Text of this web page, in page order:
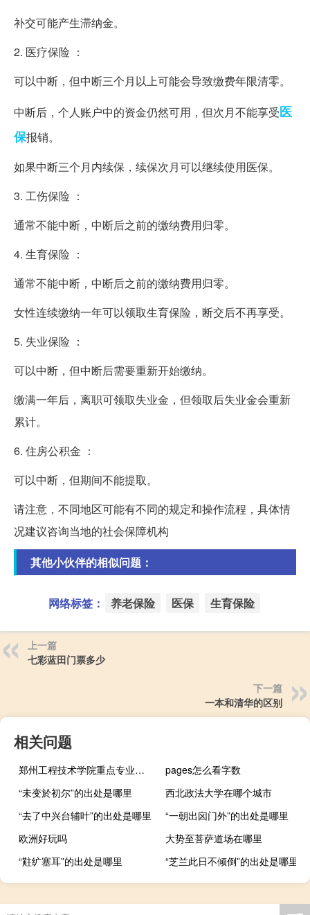
补交可能产生滞纳金。
2. 医疗保险 ：
可以中断，但中断三个月以上可能会导致缴费年限清零。
中断后，个人账户中的资金仍然可用，但次月不能享受医
保报销。
如果中断三个月内续保，续保次月可以继续使用医保。
3. 工伤保险 ：
通常不能中断，中断后之前的缴纳费用归零。
4. 生育保险 ：
通常不能中断，中断后之前的缴纳费用归零。
女性连续缴纳一年可以领取生育保险，断交后不再享受。
5. 失业保险 ：
可以中断，但中断后需要重新开始缴纳。
缴满一年后，离职可领取失业金，但领取后失业金会重新
累计。
6. 住房公积金 ：
可以中断，但期间不能提取。
请注意，不同地区可能有不同的规定和操作流程，具体情
况建议咨询当地的社会保障机构
其他小伙伴的相似问题：
网络标签： 养老保险 医保 生育保险
上一篇
七彩蓝田门票多少
下一篇
一本和清华的区别
相关问题
郑州工程技术学院重点专业有哪些
pages怎么看字数
“未变於初尔”的出处是哪里
西北政法大学在哪个城市
“去了中兴台辅叶”的出处是哪里
“一朝出囟门外”的出处是哪里
欧洲好玩吗
大势至菩萨道场在哪里
“黈纩塞耳”的出处是哪里
“芝兰此日不倾倒”的出处是哪里